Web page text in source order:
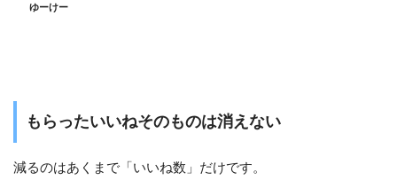
ゆーけー
もらったいいねそのものは消えない
減るのはあくまで「いいね数」だけです。